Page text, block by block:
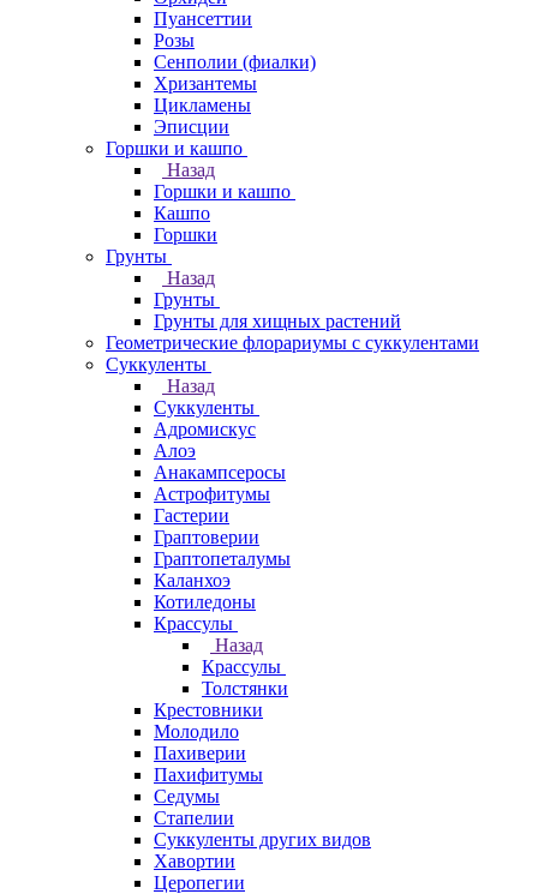
Пуансеттии
Розы
Сенполии (фиалки)
Хризантемы
Цикламены
Эписции
Горшки и кашпо
Назад
Горшки и кашпо
Кашпо
Горшки
Грунты
Назад
Грунты
Грунты для хищных растений
Геометрические флорариумы с суккулентами
Суккуленты
Назад
Суккуленты
Адромискус
Алоэ
Анакампсеросы
Астрофитумы
Гастерии
Граптоверии
Граптопеталумы
Каланхоэ
Котиледоны
Крассулы
Назад
Крассулы
Толстянки
Крестовники
Молодило
Пахиверии
Пахифитумы
Седумы
Стапелии
Суккуленты других видов
Хавортии
Церопегии